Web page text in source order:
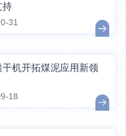
持
31
干机开拓煤泥应用新领
18